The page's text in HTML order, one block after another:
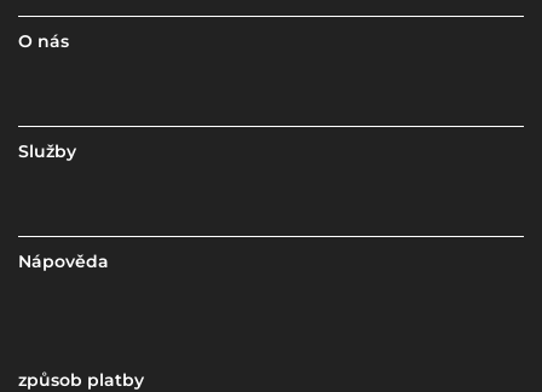
O nás
Služby
Nápověda
způsob platby